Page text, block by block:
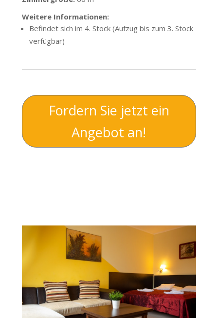
Weitere Informationen:
Befindet sich im 4. Stock (Aufzug bis zum 3. Stock
verfügbar)
Fordern Sie jetzt ein
Angebot an!